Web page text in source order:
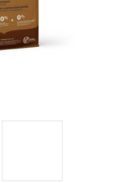
Hodnocení obchodu